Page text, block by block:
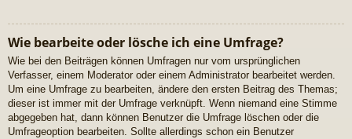
Wie bearbeite oder lösche ich eine Umfrage?
Wie bei den Beiträgen können Umfragen nur vom ursprünglichen
Verfasser, einem Moderator oder einem Administrator bearbeitet werden.
Um eine Umfrage zu bearbeiten, ändere den ersten Beitrag des Themas;
dieser ist immer mit der Umfrage verknüpft. Wenn niemand eine Stimme
abgegeben hat, dann können Benutzer die Umfrage löschen oder die
Umfrageoption bearbeiten. Sollte allerdings schon ein Benutzer